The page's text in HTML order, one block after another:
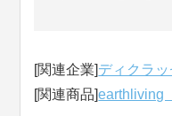
[関連企業]ディクラッ
[関連商品]earthliving